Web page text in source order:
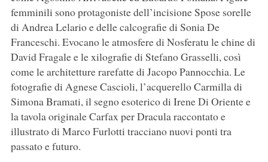
femminili sono protagoniste dell’incisione Spose sorelle
di Andrea Lelario e delle calcografie di Sonia De
Franceschi. Evocano le atmosfere di Nosferatu le chine di
David Fragale e le xilografie di Stefano Grasselli, così
come le architetture rarefatte di Jacopo Pannocchia. Le
fotografie di Agnese Cascioli, l’acquerello Carmilla di
Simona Bramati, il segno esoterico di Irene Di Oriente e
la tavola originale Carfax per Dracula raccontato e
illustrato di Marco Furlotti tracciano nuovi ponti tra
passato e futuro.